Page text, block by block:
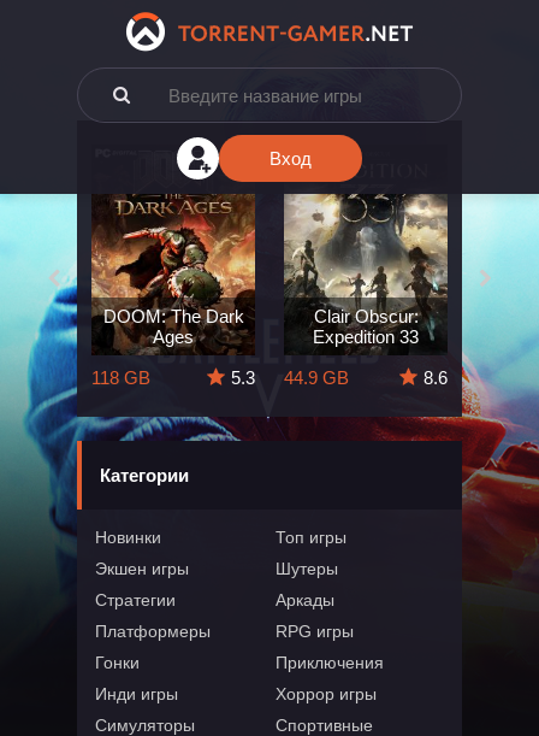
Вход
The
5.7
DOOM: The Dark
Ages
118 GB
5.3
Clair Obscur:
Expedition 33
44.9 GB
8.6
164 GB
Категории
Новинки
Топ игры
Экшен игры
Шутеры
Стратегии
Аркады
Платформеры
RPG игры
Гонки
Приключения
Инди игры
Хоррор игры
Симуляторы
Спортивные